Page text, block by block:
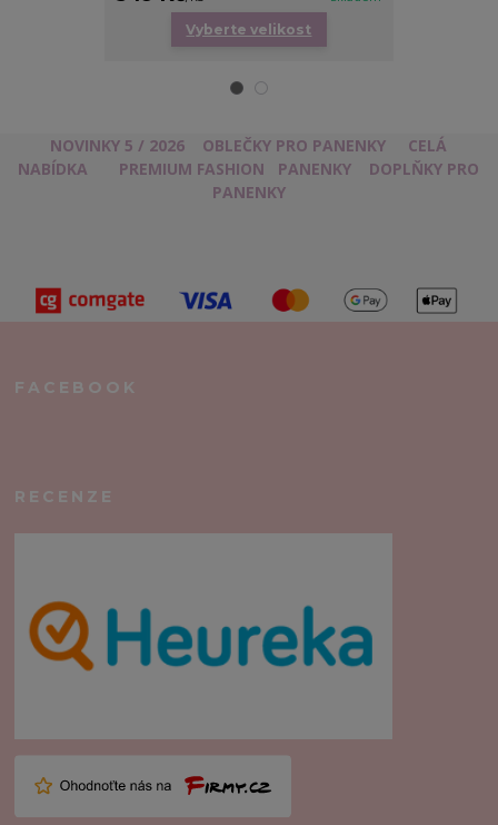
Vyberte velikost
NOVINKY 5 / 2026 OBLEČKY PRO PANENKY
CELÁ
NABÍDKA
PREMIUM FASHION PANENKY
DOPLŇKY PRO
PANENKY
FACEBOOK
RECENZE